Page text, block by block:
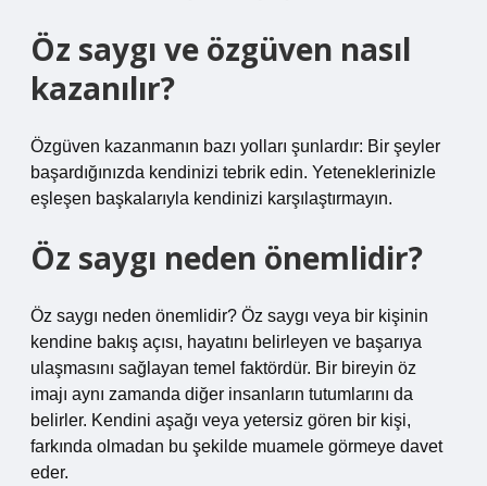
Öz saygı ve özgüven nasıl
kazanılır?
Özgüven kazanmanın bazı yolları şunlardır: Bir şeyler
başardığınızda kendinizi tebrik edin. Yeteneklerinizle
eşleşen başkalarıyla kendinizi karşılaştırmayın.
Öz saygı neden önemlidir?
Öz saygı neden önemlidir? Öz saygı veya bir kişinin
kendine bakış açısı, hayatını belirleyen ve başarıya
ulaşmasını sağlayan temel faktördür. Bir bireyin öz
imajı aynı zamanda diğer insanların tutumlarını da
belirler. Kendini aşağı veya yetersiz gören bir kişi,
farkında olmadan bu şekilde muamele görmeye davet
eder.